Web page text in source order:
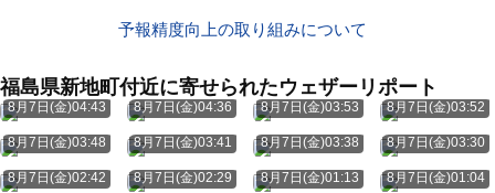
予報精度向上の取り組みについて
福島県新地町付近に寄せられたウェザーリポート
8月7日(金)04:43 8月7日(金)04:36 8月7日(金)03:53 8月7日(金)03:52
8月7日(金)03:48 8月7日(金)03:41 8月7日(金)03:38 8月7日(金)03:30
8月7日(金)02:42 8月7日(金)02:29 8月7日(金)01:13 8月7日(金)01:04